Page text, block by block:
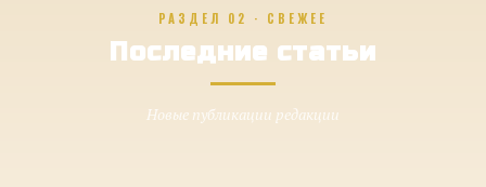
РАЗДЕЛ 02 · СВЕЖЕЕ
Последние статьи
Новые публикации редакции